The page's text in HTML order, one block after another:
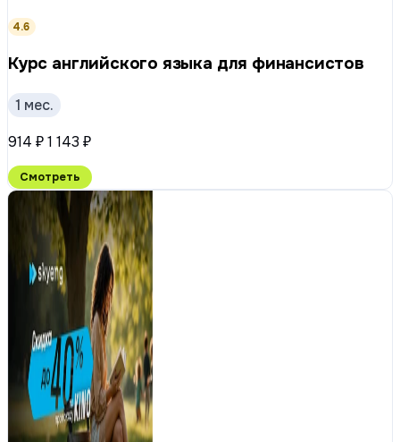
4.6
Курс английского языка для финансистов
1 мес.
914 ₽1 143 ₽
Смотреть